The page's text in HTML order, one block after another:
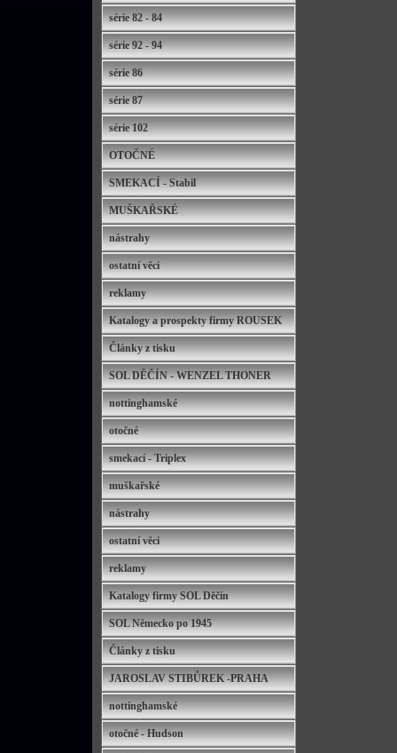
série 82 - 84
série 92 - 94
série 86
série 87
série 102
OTOČNÉ
SMEKACÍ - Stabil
MUŠKAŘSKÉ
nástrahy
ostatní věci
reklamy
Katalogy a prospekty firmy ROUSEK
Články z tisku
SOL DĚČÍN - WENZEL THONER
nottinghamské
otočné
smekací - Triplex
muškařské
nástrahy
ostatní věci
reklamy
Katalogy firmy SOL Děčín
SOL Německo po 1945
Články z tisku
JAROSLAV STIBŮREK -PRAHA
nottinghamské
otočné - Hudson